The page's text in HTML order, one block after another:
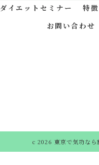
ダイエットセミナー 特徴
お問い合わせ
c 2026 東京で気功な